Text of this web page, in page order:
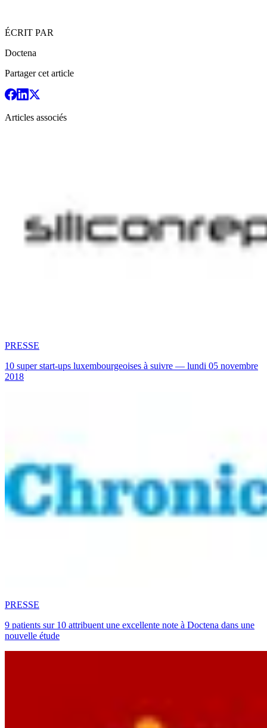
ÉCRIT PAR
Doctena
Partager cet article
Articles associés
PRESSE
10 super start-ups luxembourgeoises à suivre — lundi 05 novembre
2018
PRESSE
9 patients sur 10 attribuent une excellente note à Doctena dans une
nouvelle étude